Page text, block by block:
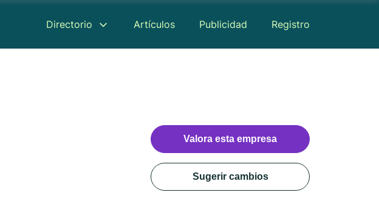
Directorio Artículos Publicidad Registro
Valora esta empresa
Sugerir cambios